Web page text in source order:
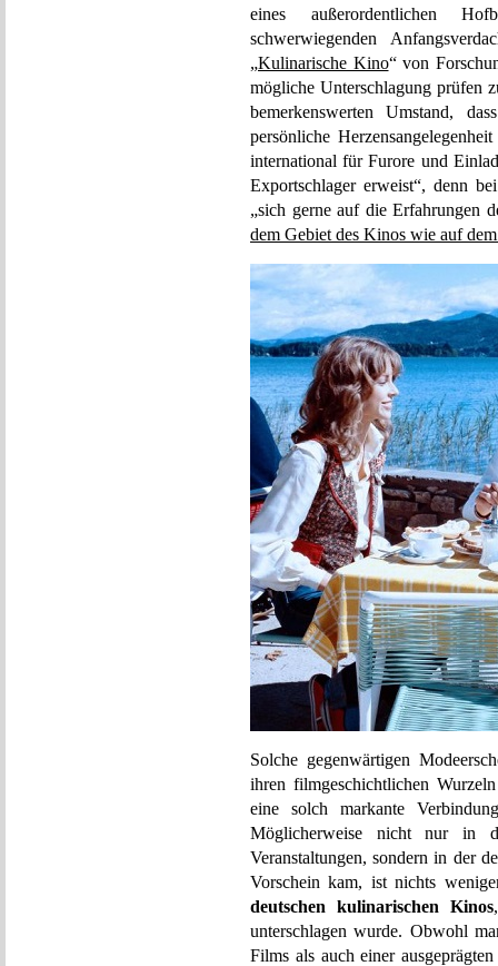
eines außerordentlichen
schwerwiegenden
„Kulinarische Kino“ von
mögliche Unterschlagung prüfen
bemerkenswerten Umstand,
persönliche
international für Furore und
Exportschlager erweist“, denn
„sich gerne auf die Erfahrungen
dem Gebiet des Kinos wie auf
Solche gegenwärtigen
ihren filmgeschichtlichen
eine solch markante
Möglicherweise nicht nur in
Veranstaltungen, sondern in der
Vorschein kam, ist nichts
deutschen kulinarischen Kinos
unterschlagen wurde. Obwohl
Films als auch einer